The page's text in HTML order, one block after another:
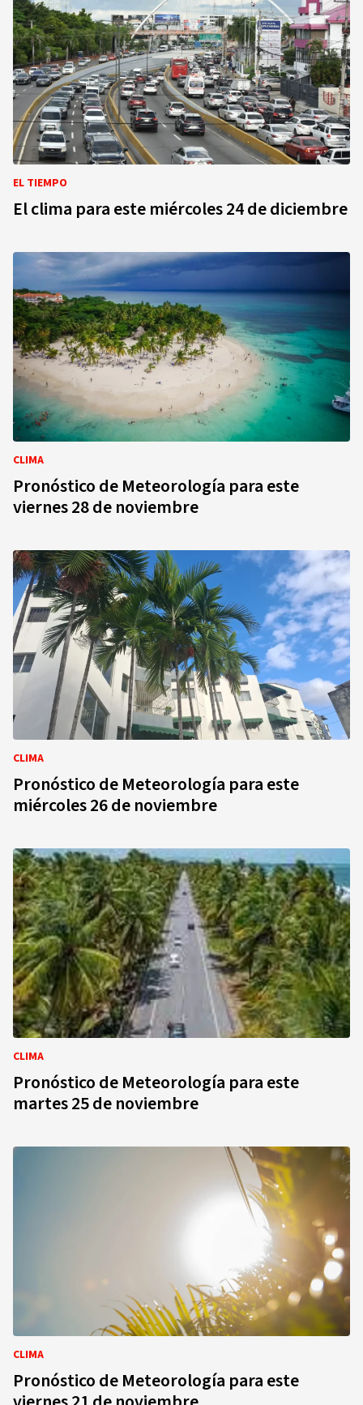
EL TIEMPO
El clima para este miércoles 24 de diciembre
CLIMA
Pronóstico de Meteorología para este
viernes 28 de noviembre
CLIMA
Pronóstico de Meteorología para este
miércoles 26 de noviembre
CLIMA
Pronóstico de Meteorología para este
martes 25 de noviembre
CLIMA
Pronóstico de Meteorología para este